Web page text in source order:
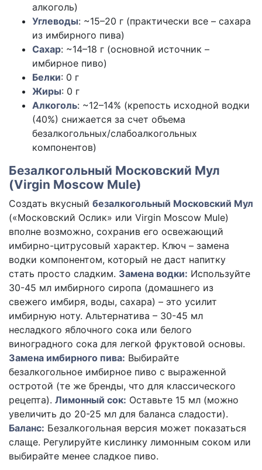
алкоголь)
Углеводы: ~15–20 г (практически все – сахара
из имбирного пива)
Сахар: ~14–18 г (основной источник –
имбирное пиво)
Белки: 0 г
Жиры: 0 г
Алкоголь: ~12–14% (крепость исходной водки
(40%) снижается за счет объема
безалкогольных/слабоалкогольных
компонентов)
Безалкогольный Московский Мул
(Virgin Moscow Mule)
Создать вкусный безалкогольный Московский Мул
(«Московский Ослик» или Virgin Moscow Mule)
вполне возможно, сохранив его освежающий
имбирно-цитрусовый характер. Ключ – замена
водки компонентом, который не даст напитку
стать просто сладким. Замена водки: Используйте
30-45 мл имбирного сиропа (домашнего из
свежего имбиря, воды, сахара) – это усилит
имбирную ноту. Альтернатива – 30-45 мл
несладкого яблочного сока или белого
виноградного сока для легкой фруктовой основы.
Замена имбирного пива: Выбирайте
безалкогольное имбирное пиво с выраженной
остротой (те же бренды, что для классического
рецепта). Лимонный сок: Оставьте 15 мл (можно
увеличить до 20-25 мл для баланса сладости).
Баланс: Безалкогольная версия может показаться
слаще. Регулируйте кислинку лимонным соком или
выбирайте менее сладкое пиво.